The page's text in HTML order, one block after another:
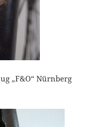
„F&O“ Nürnberg